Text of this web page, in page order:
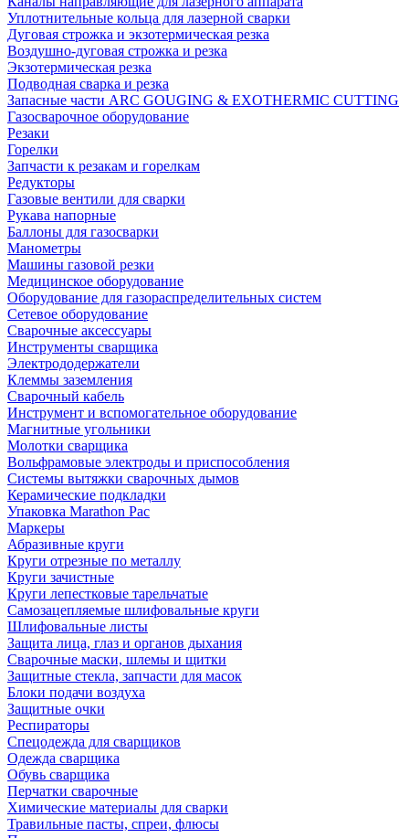
Уплотнительные кольца для лазерной сварки
Дуговая строжка и экзотермическая резка
Воздушно-дуговая строжка и резка
Экзотермическая резка
Подводная сварка и резка
Запасные части ARC GOUGING & EXOTHERMIC CUTTING
Газосварочное оборудование
Резаки
Горелки
Запчасти к резакам и горелкам
Редукторы
Газовые вентили для сварки
Рукава напорные
Баллоны для газосварки
Манометры
Машины газовой резки
Медицинское оборудование
Оборудование для газораспределительных систем
Сетевое оборудование
Сварочные аксессуары
Инструменты сварщика
Электрододержатели
Клеммы заземления
Сварочный кабель
Инструмент и вспомогательное оборудование
Магнитные угольники
Молотки сварщика
Вольфрамовые электроды и приспособления
Системы вытяжки сварочных дымов
Керамические подкладки
Упаковка Marathon Pac
Маркеры
Абразивные круги
Круги отрезные по металлу
Круги зачистные
Круги лепестковые тарельчатые
Самозацепляемые шлифовальные круги
Шлифовальные листы
Защита лица, глаз и органов дыхания
Сварочные маски, шлемы и щитки
Защитные стекла, запчасти для масок
Блоки подачи воздуха
Защитные очки
Респираторы
Спецодежда для сварщиков
Одежда сварщика
Обувь сварщика
Перчатки сварочные
Химические материалы для сварки
Травильные пасты, спреи, флюсы